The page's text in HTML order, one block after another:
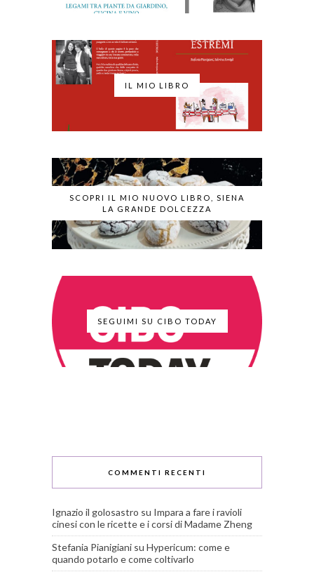
IL MIO LIBRO
SCOPRI IL MIO NUOVO LIBRO, SIENA
LA GRANDE DOLCEZZA
SEGUIMI SU CIBO TODAY
COMMENTI RECENTI
Ignazio il golosastro su Impara a fare i ravioli
cinesi con le ricette e i corsi di Madame Zheng
Stefania Pianigiani su Hypericum: come e
quando potarlo e come coltivarlo